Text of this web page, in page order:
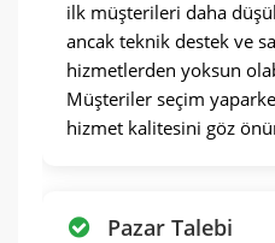
ilk müşterileri daha
ancak teknik destek ve
hizmetlerden yoksun
Müşteriler seçim
hizmet kalitesini göz
Pazar Talebi